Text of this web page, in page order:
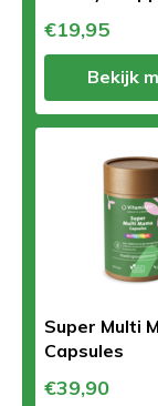
€19,95
Bekijk
Super Multi
Capsules
€39,90